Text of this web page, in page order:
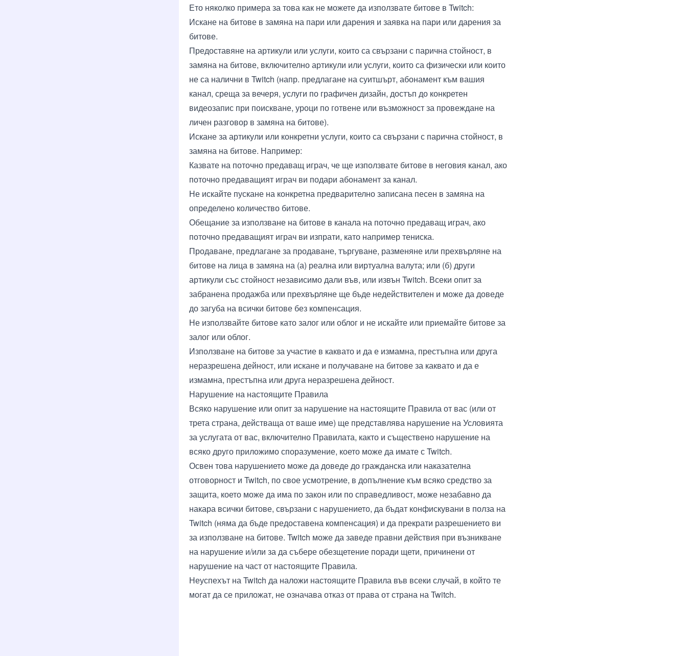
Ето няколко примера за това как не можете да използвате битове в Twitch:
Искане на битове в замяна на пари или дарения и заявка на пари или дарения за
битове.
Предоставяне на артикули или услуги, които са свързани с парична стойност, в
замяна на битове, включително артикули или услуги, които са физически или които
не са налични в Twitch (напр. предлагане на суитшърт, абонамент към вашия
канал, среща за вечеря, услуги по графичен дизайн, достъп до конкретен
видеозапис при поискване, уроци по готвене или възможност за провеждане на
личен разговор в замяна на битове).
Искане за артикули или конкретни услуги, които са свързани с парична стойност, в
замяна на битове. Например:
Казвате на поточно предаващ играч, че ще използвате битове в неговия канал, ако
поточно предаващият играч ви подари абонамент за канал.
Не искайте пускане на конкретна предварително записана песен в замяна на
определено количество битове.
Обещание за използване на битове в канала на поточно предаващ играч, ако
поточно предаващият играч ви изпрати, като например тениска.
Продаване, предлагане за продаване, търгуване, разменяне или прехвърляне на
битове на лица в замяна на (а) реална или виртуална валута; или (б) други
артикули със стойност независимо дали във, или извън Twitch. Всеки опит за
забранена продажба или прехвърляне ще бъде недействителен и може да доведе
до загуба на всички битове без компенсация.
Не използвайте битове като залог или облог и не искайте или приемайте битове за
залог или облог.
Използване на битове за участие в каквато и да е измамна, престъпна или друга
неразрешена дейност, или искане и получаване на битове за каквато и да е
измамна, престъпна или друга неразрешена дейност.
Нарушение на настоящите Правила
Всяко нарушение или опит за нарушение на настоящите Правила от вас (или от
трета страна, действаща от ваше име) ще представлява нарушение на Условията
за услугата от вас, включително Правилата, както и съществено нарушение на
всяко друго приложимо споразумение, което може да имате с Twitch.
Освен това нарушението може да доведе до гражданска или наказателна
отговорност и Twitch, по свое усмотрение, в допълнение към всяко средство за
защита, което може да има по закон или по справедливост, може незабавно да
накара всички битове, свързани с нарушението, да бъдат конфискувани в полза на
Twitch (няма да бъде предоставена компенсация) и да прекрати разрешението ви
за използване на битове. Twitch може да заведе правни действия при възникване
на нарушение и/или за да събере обезщетение поради щети, причинени от
нарушение на част от настоящите Правила.
Неуспехът на Twitch да наложи настоящите Правила във всеки случай, в който те
могат да се приложат, не означава отказ от права от страна на Twitch.